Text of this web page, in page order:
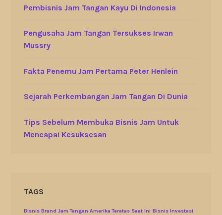
Pembisnis Jam Tangan Kayu Di Indonesia
Pengusaha Jam Tangan Tersukses Irwan
Mussry
Fakta Penemu Jam Pertama Peter Henlein
Sejarah Perkembangan Jam Tangan Di Dunia
Tips Sebelum Membuka Bisnis Jam Untuk
Mencapai Kesuksesan
TAGS
Bisnis Brand Jam Tangan Amerika Teratas Saat Ini Bisnis Investasi